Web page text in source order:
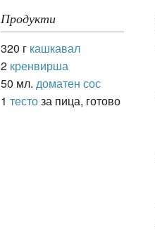
Продукти
320 г кашкавал
2 кренвирша
50 мл. доматен сос
1 тестоза пица, готово